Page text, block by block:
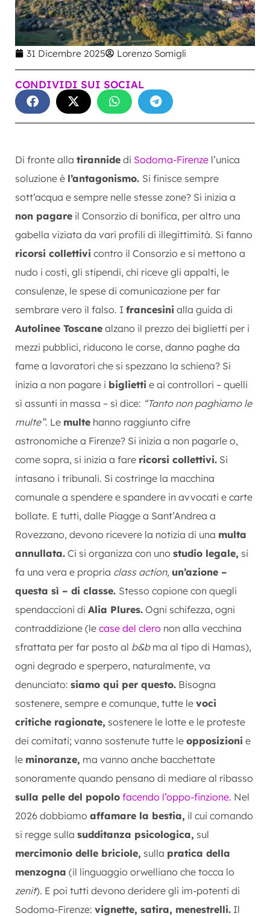
31 Dicembre 2025 Lorenzo Somigli
CONDIVIDI SUI SOCIAL
Di fronte alla tirannide di Sodoma-Firenze l’unica
soluzione è l’antagonismo. Si finisce sempre
sott’acqua e sempre nelle stesse zone? Si inizia a
non pagare il Consorzio di bonifica, per altro una
gabella viziata da vari profili di illegittimità. Si fanno
ricorsi collettivi contro il Consorzio e si mettono a
nudo i costi, gli stipendi, chi riceve gli appalti, le
consulenze, le spese di comunicazione per far
sembrare vero il falso. I francesini alla guida di
Autolinee Toscane alzano il prezzo dei biglietti per i
mezzi pubblici, riducono le corse, danno paghe da
fame a lavoratori che si spezzano la schiena? Si
inizia a non pagare i biglietti e ai controllori – quelli
sì assunti in massa – si dice: “Tanto non paghiamo le
multe”. Le multe hanno raggiunto cifre
astronomiche a Firenze? Si inizia a non pagarle o,
come sopra, si inizia a fare ricorsi collettivi. Si
intasano i tribunali. Si costringe la macchina
comunale a spendere e spandere in avvocati e carte
bollate. E tutti, dalle Piagge a Sant’Andrea a
Rovezzano, devono ricevere la notizia di una multa
annullata. Ci si organizza con uno studio legale, si
fa una vera e propria class action, un’azione –
questa sì – di classe. Stesso copione con quegli
spendaccioni di Alia Plures. Ogni schifezza, ogni
contraddizione (le case del clero non alla vecchina
sfrattata per far posto al b&bma al tipo di Hamas),
ogni degrado e sperpero, naturalmente, va
denunciato: siamo qui per questo. Bisogna
sostenere, sempre e comunque, tutte le voci
critiche ragionate, sostenere le lotte e le proteste
dei comitati; vanno sostenute tutte le opposizioni e
le minoranze, ma vanno anche bacchettate
sonoramente quando pensano di mediare al ribasso
sulla pelle del popolo facendo l’oppo-finzione. Nel
2026 dobbiamo affamare la bestia, il cui comando
si regge sulla sudditanza psicologica, sul
mercimonio delle briciole, sulla pratica della
menzogna (il linguaggio orwelliano che tocca lo
zenit). E poi tutti devono deridere gli im-potenti di
Sodoma-Firenze: vignette, satira, menestrelli. Il